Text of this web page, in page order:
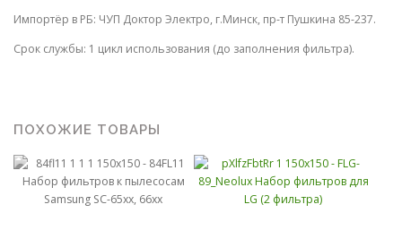
Импортёр в РБ: ЧУП Доктор Электро, г.Минск, пр-т Пушкина 85-237.
Срок службы: 1 цикл использования (до заполнения фильтра).
ПОХОЖИЕ ТОВАРЫ